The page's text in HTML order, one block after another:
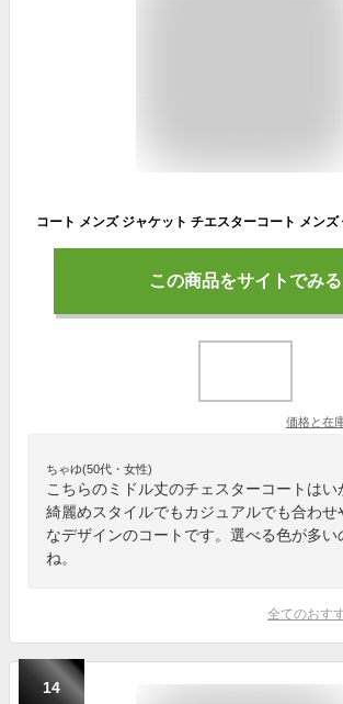
この商品をサイトでみる
価格と在
ちゃゆ(50代・女性)
こちらのミドル丈のチェスターコートはい
綺麗めスタイルでもカジュアルでも合わせ
なデザインのコートです。選べる色が多い
ね。
全てのおす
14